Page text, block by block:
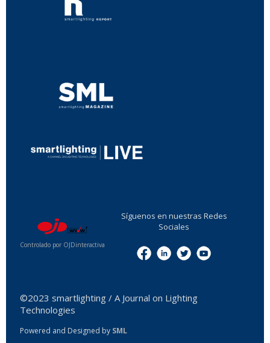
Controlado por OJDinteractiva
Síguenos en nuestras Redes
Sociales
©2023 smartlighting / A Journal on Lighting
Technologies
Powered and Designed by SML